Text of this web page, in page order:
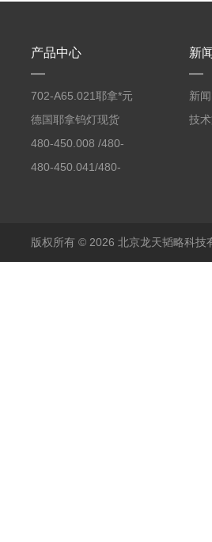
产品中心
702-A65.021耶拿*元
素分析仪反应罐
德国耶拿钨灯现货
480-450.008 /480-
450.008C耶拿镉Cd空
480-450.041/480-
包邮
新
新
技
版权所有 © 2026 北京龙天韬略科技